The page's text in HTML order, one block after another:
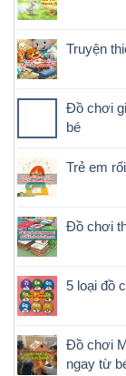
Truyện
Đồ chơi
bé
Trẻ em
Đồ chơi
5 loại đồ
Đồ chơi
ngay từ